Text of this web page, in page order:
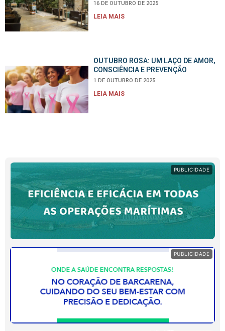
16 DE OUTUBRO DE 2025
LEIA MAIS
OUTUBRO ROSA: UM LAÇO DE AMOR,
CONSCIÊNCIA E PREVENÇÃO
1 DE OUTUBRO DE 2025
LEIA MAIS
PUBLICIDADE
PUBLICIDADE